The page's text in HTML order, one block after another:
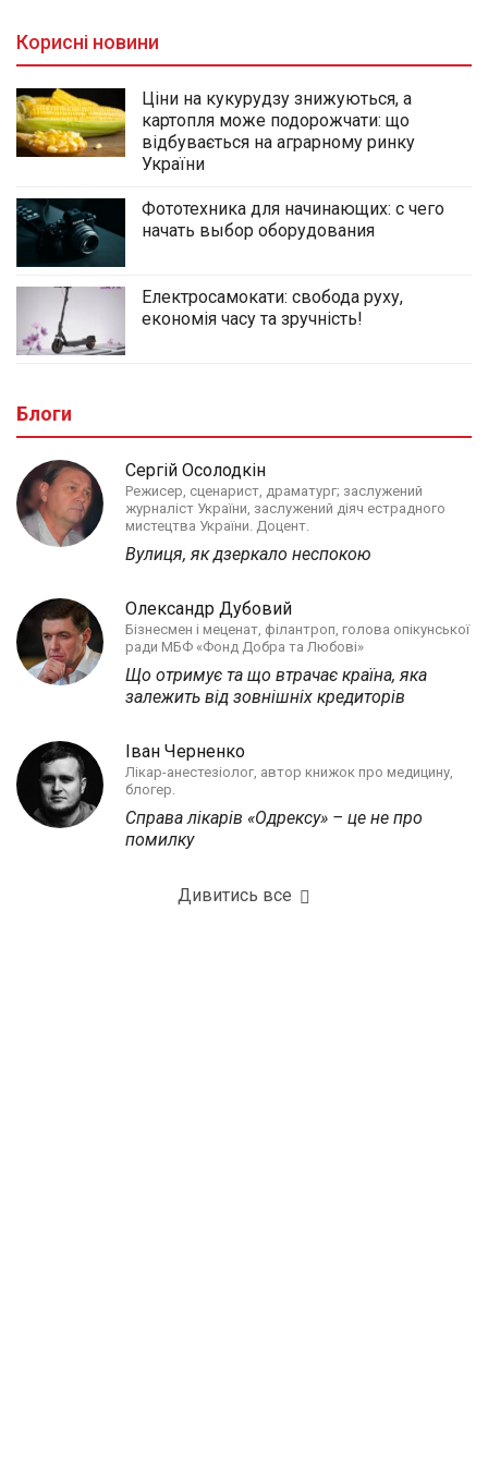
Корисні новини
Ціни на кукурудзу знижуються, а
картопля може подорожчати: що
відбувається на аграрному ринку
України
Фототехника для начинающих: с чего
начать выбор оборудования
Електросамокати: свобода руху,
економія часу та зручність!
Блоги
Сергій Осолодкін
Режисер, сценарист, драматург; заслужений
журналіст України, заслужений діяч естрадного
мистецтва України. Доцент.
Вулиця, як дзеркало неспокою
Олександр Дубовий
Бізнесмен і меценат, філантроп, голова опікунської
ради МБФ «Фонд Добра та Любові»
Що отримує та що втрачає країна, яка
залежить від зовнішніх кредиторів
Іван Черненко
Лікар-анестезіолог, автор книжок про медицину,
блогер.
Справа лікарів «Одрексу» – це не про
помилку
Дивитись все